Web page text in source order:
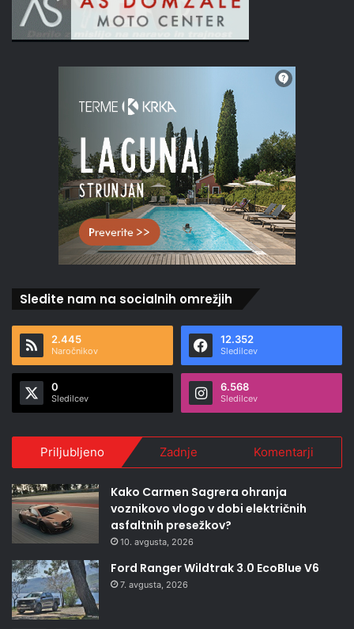
Sledite nam na socialnih omrežjih
2.445
Naročnikov
12.352
Sledilcev
0
Sledilcev
6.568
Sledilcev
Priljubljeno Zadnje Komentarji
Kako Carmen Sagrera ohranja
voznikovo vlogo v dobi električnih
asfaltnih presežkov?
10. avgusta, 2026
Ford Ranger Wildtrak 3.0 EcoBlue V6
7. avgusta, 2026